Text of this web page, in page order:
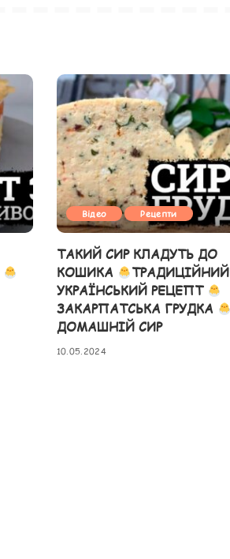
Відео Рецепти
ТАКИЙ СИР КЛАДУТЬ ДО
КОШИКА
ТРАДИЦІЙНИЙ
УКРАЇНСЬКИЙ РЕЦЕПТ
ЗАКАРПАТСЬКА ГРУДКА
ДОМАШНІЙ СИР
10.05.2024